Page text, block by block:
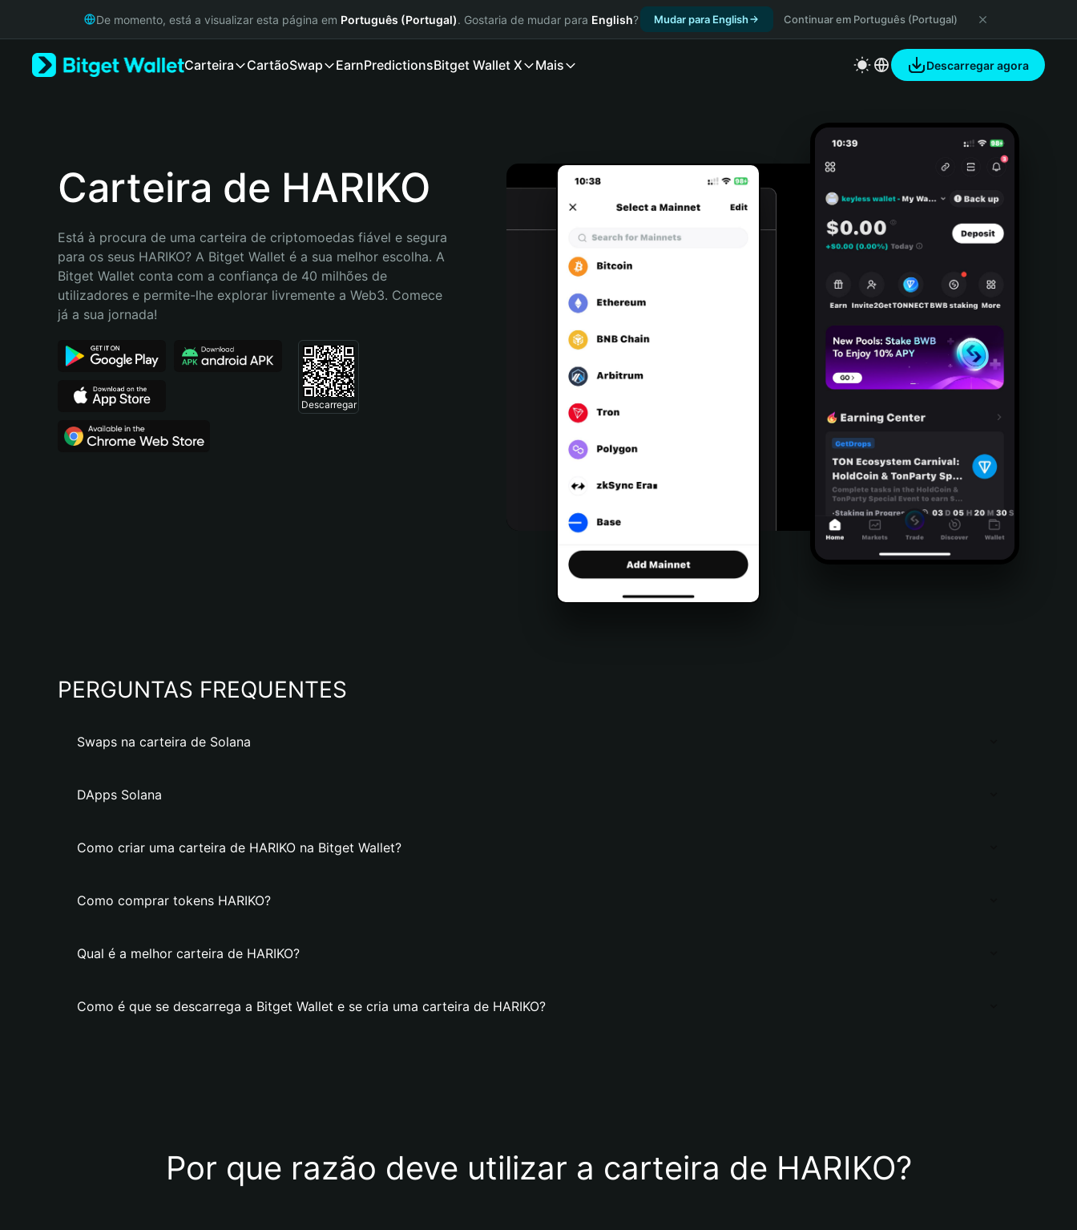
Русский
Bahasa Indonesia
Español (Argentina)
De momento, está a visualizar esta página em Português (Portugal). Gostaria de mudar para English? Mudar para English Continuar em Português (Portugal)
Carteira CartãoSwap EarnPredictionsBitget Wallet X Mais Descarregar agora
Carteira de HARIKO
Está à procura de uma carteira de criptomoedas fiável e segura
para os seus HARIKO? A Bitget Wallet é a sua melhor escolha. A
Bitget Wallet conta com a confiança de 40 milhões de
utilizadores e permite-lhe explorar livremente a Web3. Comece
já a sua jornada!
Descarregar
PERGUNTAS FREQUENTES
Swaps na carteira de Solana
DApps Solana
Como criar uma carteira de HARIKO na Bitget Wallet?
Como comprar tokens HARIKO?
Qual é a melhor carteira de HARIKO?
Como é que se descarrega a Bitget Wallet e se cria uma carteira de HARIKO?
Por que razão deve utilizar a carteira de HARIKO?